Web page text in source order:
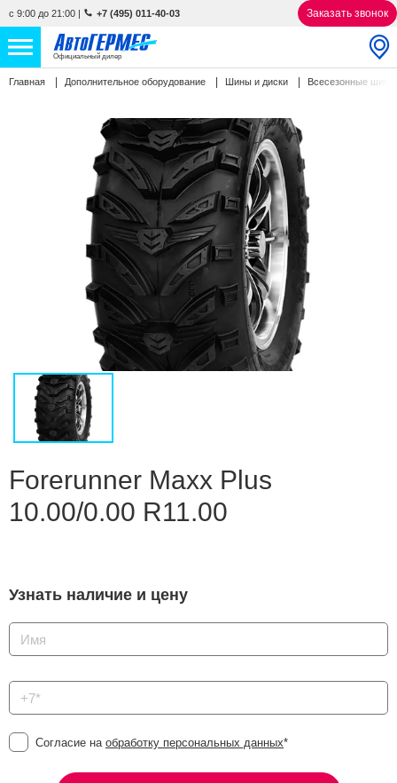
с 9:00 до 21:00 | +7 (495) 011-40-03 Заказать звонок
Официальный дилер
НОВЫЕ АВТОМОБИЛИ 4763 авто
С ПРОБЕГОМ 863 авто
О КОМПАНИИ
Избранное
Сравнение
Главная Дополнительное оборудование Шины и диски Всесезонные
Forerunner Maxx Plus
10.00/0.00 R11.00
Узнать наличие и цену
Согласие на обработку персональных данных*